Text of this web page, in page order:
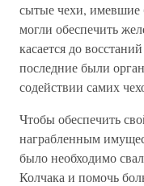
сытые чехи, имевшие
могли обеспечить
касается до
последние были
содействии самих
Чтобы обеспечить
награбленным
было необходимо
Колчака и помочь